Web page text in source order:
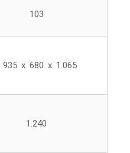
103
x 680 x 1.065
1.240